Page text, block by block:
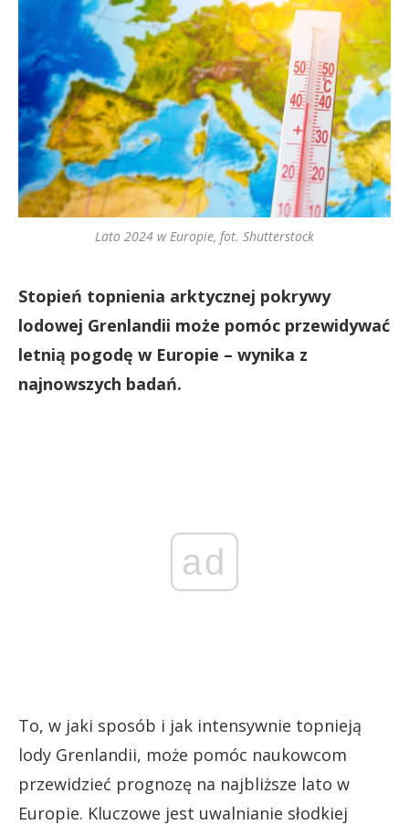
Lato 2024 w Europie, fot. Shutterstock
Stopień topnienia arktycznej pokrywy
lodowej Grenlandii może pomóc przewidywać
letnią pogodę w Europie – wynika z
najnowszych badań.
ad
To, w jaki sposób i jak intensywnie topnieją
lody Grenlandii, może pomóc naukowcom
przewidzieć prognozę na najbliższe lato w
Europie. Kluczowe jest uwalnianie słodkiej